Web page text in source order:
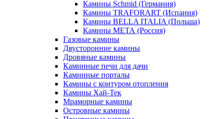
Камины Schmid (Германия)
Камины TRAFORART (Испания)
Камины BELLA ITALIA (Польша)
Камины МЕТА (Россия)
Газовые камины
Двусторонние камины
Дровяные камины
Каминные печи для дачи
Каминные порталы
Камины с контуром отопления
Камины Хай-Тек
Мраморные камины
Островные камины